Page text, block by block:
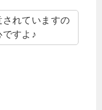
れていますの
すよ♪